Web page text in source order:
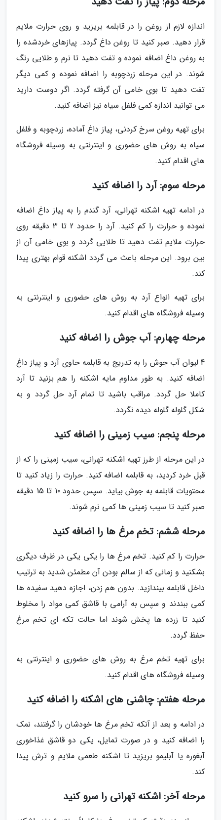
اندازه لازم از روغن را در قابلمه بریزید و روی حرارت ملایم
قرار دهید. صبر کنید تا روغن داغ گردد. پیازهای خردشده را
به روغن داغ اضافه نموده و تفت دهید تا نرم و طلایی رنگ
شوند. در این مرحله زردچوبه را اضافه نموده و کمی دیگر
تفت دهید تا بوی خامی آن گرفته گردد. اگر دوست دارید
می توانید اندازه کمی فلفل سیاه نیز اضافه کنید.
برای تهیه روغن سرخ کردنی، پیاز داغ آماده، زردچوبه و فلفل
سیاه به روش های حضوری و اینترنتی به وسیله فروشگاه
های اقدام کنید.
مرحله سوم: آرد را اضافه کنید
در ادامه تهیه اشکنه تهرانی، آرد گندم را به پیاز داغ اضافه
نموده و حرارت را کم کنید. آرد را حدود 2 تا 3 دقیقه روی
حرارت ملایم تفت دهید تا طلایی گردد و بوی خامی آن از
بین برود. این مرحله باعث می گردد اشکنه قوام بهتری پیدا
کند.
برای تهیه انواع آرد به روش های حضوری و اینترنتی به
وسیله فروشگاه های اقدام کنید.
مرحله چهارم: آب جوش را اضافه کنید
4 لیوان آب جوش را به تدریج به قابلمه حاوی آرد و پیاز داغ
اضافه کنید. به طور مداوم مایه اشکنه را هم بزنید تا آرد
کاملا حل گردد. مراقب باشید تا تمام آرد حل گردد و به
شکل گلوله گلوله دیده نگردد.
مرحله پنجم: سیب زمینی را اضافه کنید
در این مرحله از طرز تهیه اشکنه تهرانی، سیب زمینی را که از
قبل خرد کردید، به قابلمه اضافه کنید. حرارت را زیاد کنید تا
محتویات قابلمه به جوش بیاید. سپس حدود 10 تا 15 دقیقه
صبر کنید تا سیب زمینی ها کمی نرم شوند.
مرحله ششم: تخم مرغ ها را اضافه کنید
حرارت را کم کنید. تخم مرغ ها را یکی یکی در ظرف دیگری
بشکنید و زمانی که از سالم بودن آن مطمئن شدید به ترتیب
داخل قابلمه بیندازید. بدون هم زدن، اجازه دهید سفیده ها
کمی ببندند و سپس به آرامی با قاشق کمی مواد را مخلوط
کنید تا زرده ها پخش شوند اما حالت تکه ای تخم مرغ
حفظ گردد.
برای تهیه تخم مرغ به روش های حضوری و اینترنتی به
وسیله فروشگاه های اقدام کنید.
مرحله هفتم: چاشنی های اشکنه را اضافه کنید
در ادامه و بعد از آنکه تخم مرغ ها خودشان را گرفتند، نمک
را اضافه کنید و در صورت تمایل، یکی دو قاشق غذاخوری
آبغوره یا آبلیمو بریزید تا اشکنه طعمی ملایم و ترش پیدا
کند.
مرحله آخر: اشکنه تهرانی را سرو کنید